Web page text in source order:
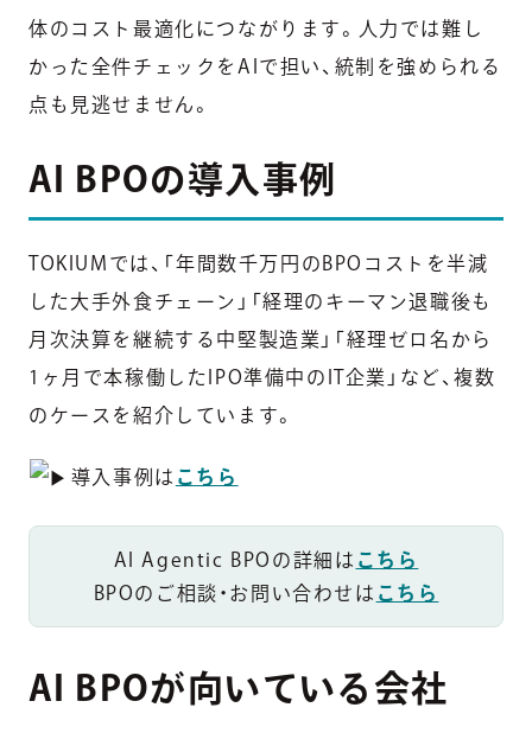
体のコスト最適化につながります。人力では難し
かった全件チェックをAIで担い、統制を強められる
点も見逃せません。
AI BPOの導入事例
TOKIUMでは、「年間数千万円のBPOコストを半減
した大手外食チェーン」「経理のキーマン退職後も
月次決算を継続する中堅製造業」「経理ゼロ名から
1ヶ月で本稼働したIPO準備中のIT企業」など、複数
のケースを紹介しています。
導入事例は こちら
AI Agentic BPOの詳細は こちら
BPOのご相談・お問い合わせは こちら
AI BPOが向いている会社